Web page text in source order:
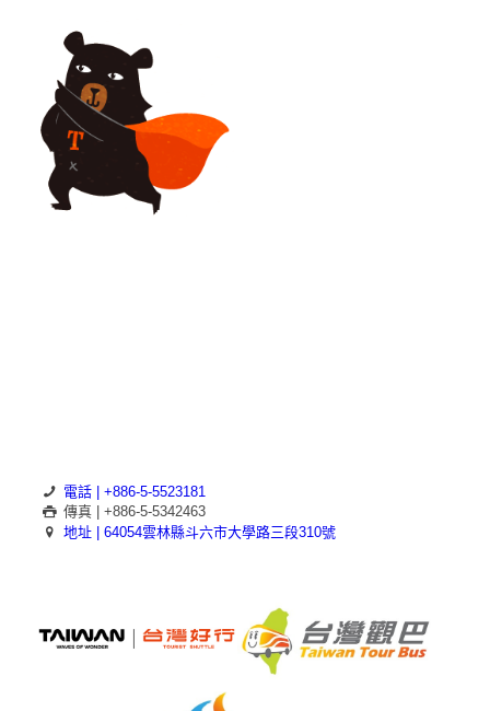
電話 | +886-5-5523181
傳真 | +886-5-5342463
地址 | 64054雲林縣斗六市大學路三段310號